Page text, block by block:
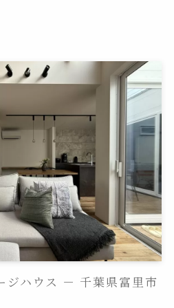
ジハウス － 千葉県富里市